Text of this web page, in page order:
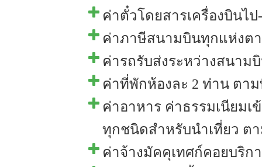
ค่าตั๋วโดยสารเครื่องบินไ
ค่าภาษีสนามบินทุกแห่งต
ค่ารถรับส่งระหว่างสนาม
ค่าที่พักห้องละ 2 ท่าน ตาม
ค่าอาหาร ค่าธรรมเนียม
ทุกชนิดสำหรับนำเที่ยว ต
ค่าจ้างมัคคุเทศก์คอยบริก